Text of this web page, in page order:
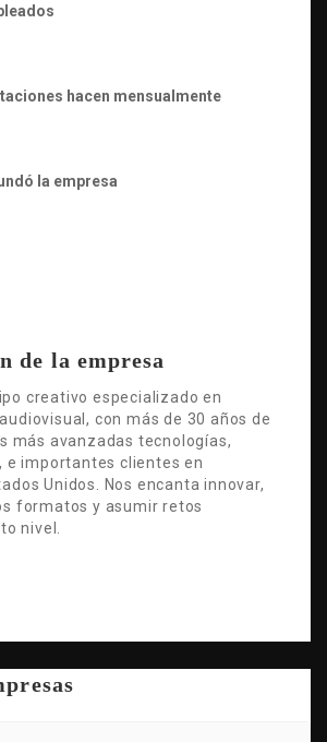
hacen mensualmente
la empresa
de la empresa
creativo especializado en
con más de 30 años de
más avanzadas tecnologías,
e importantes clientes en
Unidos. Nos encanta innovar,
formatos y asumir retos
nivel.